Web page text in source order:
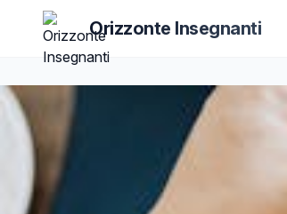
Orizzonte Insegnanti